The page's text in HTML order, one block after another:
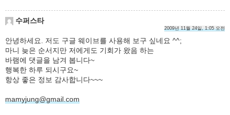
수퍼스타
2009년 11월 24일, 1:05 오전
안녕하세요. 저도 구글 웨이브를 사용해 보구 싶네요 ^^;
마니 늦은 순서지만 저에게도 기회가 왔음 하는
바램에 댓글을 남겨 봅니다~
행복한 하루 되시구요~
항상 좋은 정보 감사합니다~~~
mamyjung@gmail.com